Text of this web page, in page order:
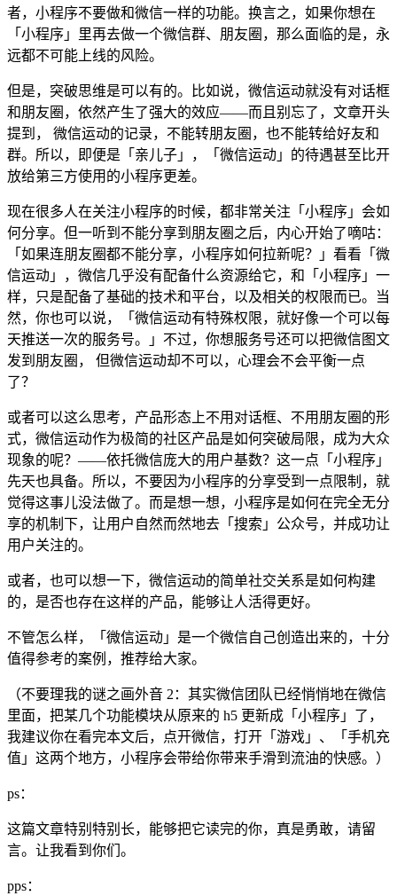
者，小程序不要做和微信一样的功能。换言之，如果你想在
「小程序」里再去做一个微信群、朋友圈，那么面临的是，永
远都不可能上线的风险。
但是，突破思维是可以有的。比如说，微信运动就没有对话框
和朋友圈，依然产生了强大的效应——而且别忘了，文章开头
提到， 微信运动的记录，不能转朋友圈，也不能转给好友和
群。所以，即便是「亲儿子」，「微信运动」的待遇甚至比开
放给第三方使用的小程序更差。
现在很多人在关注小程序的时候，都非常关注「小程序」会如
何分享。但一听到不能分享到朋友圈之后，内心开始了嘀咕：
「如果连朋友圈都不能分享，小程序如何拉新呢？」看看「微
信运动」，微信几乎没有配备什么资源给它，和「小程序」一
样，只是配备了基础的技术和平台，以及相关的权限而已。当
然，你也可以说，「微信运动有特殊权限，就好像一个可以每
天推送一次的服务号。」不过，你想服务号还可以把微信图文
发到朋友圈， 但微信运动却不可以，心理会不会平衡一点
了？
或者可以这么思考，产品形态上不用对话框、不用朋友圈的形
式，微信运动作为极简的社区产品是如何突破局限，成为大众
现象的呢？——依托微信庞大的用户基数？这一点「小程序」
先天也具备。所以，不要因为小程序的分享受到一点限制，就
觉得这事儿没法做了。而是想一想，小程序是如何在完全无分
享的机制下，让用户自然而然地去「搜索」公众号，并成功让
用户关注的。
或者，也可以想一下，微信运动的简单社交关系是如何构建
的，是否也存在这样的产品，能够让人活得更好。
不管怎么样，「微信运动」是一个微信自己创造出来的，十分
值得参考的案例，推荐给大家。
（不要理我的谜之画外音 2：其实微信团队已经悄悄地在微信
里面，把某几个功能模块从原来的 h5 更新成「小程序」了，
我建议你在看完本文后，点开微信，打开「游戏」、「手机充
值」这两个地方，小程序会带给你带来手滑到流油的快感。）
ps：
这篇文章特别特别长，能够把它读完的你，真是勇敢，请留
言。让我看到你们。
pps：